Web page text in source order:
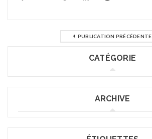
PUBLICATION PRÉCÉDENTE
CATÉGORIE
ARCHIVE